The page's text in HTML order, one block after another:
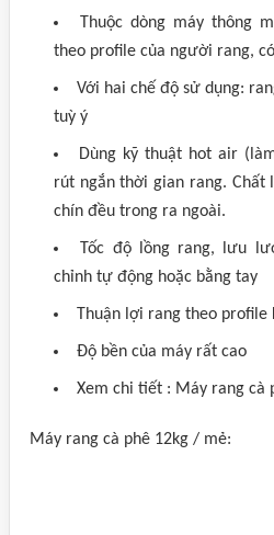
Thuộc dòng máy thông
theo profile của người rang,
Với hai chế độ sử dụng:
tuỳ ý
Dùng kỹ thuật hot air
rút ngắn thời gian rang. Chất
chín đều trong ra ngoài.
Tốc độ lồng rang, lưu
chỉnh tự động hoặc bằng tay
Thuận lợi rang theo profile
Độ bền của máy rất cao
Xem chi tiết : Máy rang cà
Máy rang cà phê 12kg / mẻ: